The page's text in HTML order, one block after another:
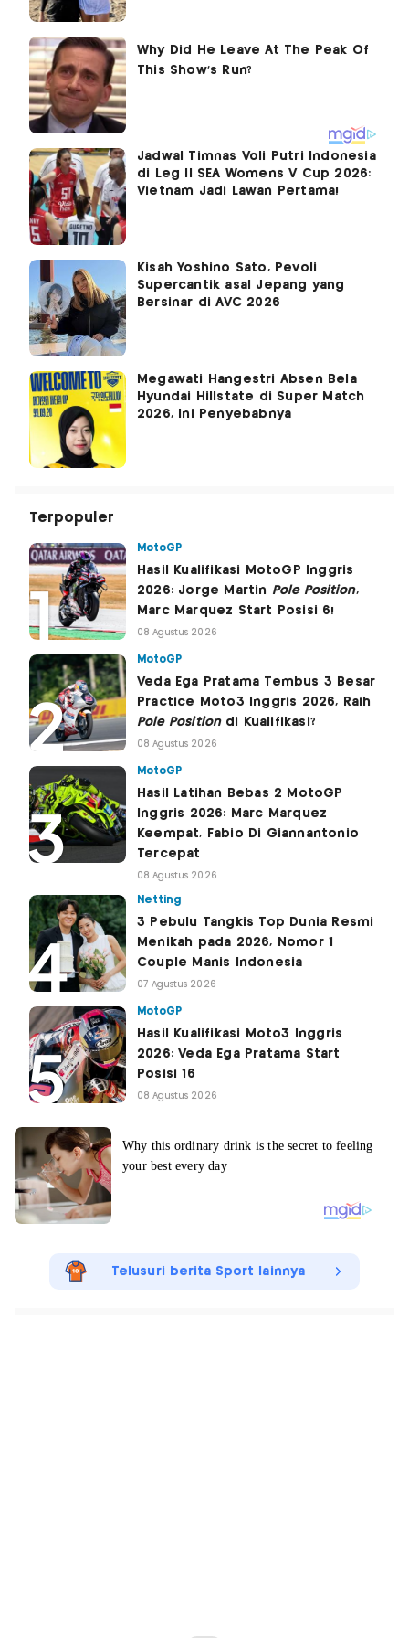
Jadwal Timnas Voli Putri Indonesia
di Leg II SEA Womens V Cup 2026:
Vietnam Jadi Lawan Pertama!
Kisah Yoshino Sato, Pevoli
Supercantik asal Jepang yang
Bersinar di AVC 2026
Megawati Hangestri Absen Bela
Hyundai Hillstate di Super Match
2026, Ini Penyebabnya
Terpopuler
MotoGP
Hasil Kualifikasi MotoGP Inggris
2026: Jorge Martin Pole Position,
Marc Marquez Start Posisi 6!
08 Agustus 2026
MotoGP
Veda Ega Pratama Tembus 3 Besar
Practice Moto3 Inggris 2026, Raih
Pole Positiondi Kualifikasi?
08 Agustus 2026
MotoGP
Hasil Latihan Bebas 2 MotoGP
Inggris 2026: Marc Marquez
Keempat, Fabio Di Giannantonio
Tercepat
08 Agustus 2026
Netting
3 Pebulu Tangkis Top Dunia Resmi
Menikah pada 2026, Nomor 1
Couple Manis Indonesia
07 Agustus 2026
MotoGP
Hasil Kualifikasi Moto3 Inggris
2026: Veda Ega Pratama Start
Posisi 16
08 Agustus 2026
Telusuri berita Sport lainnya